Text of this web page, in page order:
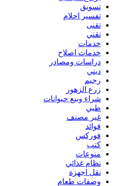
تسويق
تفسير احلام
تقنى
تقني
خدمات
خدمات اصلاح
دراسات ومصادر
ديني
رجيم
زرع الزهور
شراء وبيع حيوانات
طبي
غير مصنف
فوائد
فوركس
كتب
منوعات
نظام غذائي
نقل اجهزة
وصفات طعام